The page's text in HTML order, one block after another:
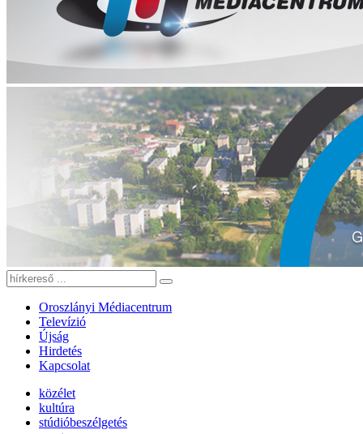
Oroszlányi Médiacentrum
Televízió
Újság
Hirdetés
Kapcsolat
közélet
kultúra
stúdióbeszélgetés